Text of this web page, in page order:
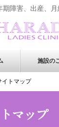
期障害、出産、
施設の
イトマップ